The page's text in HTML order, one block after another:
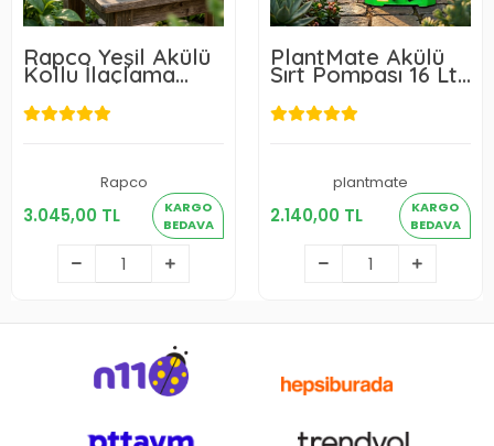
Rapco Yeşil Akülü
Kollu İlaçlama
Makinesi 16 Lt
Rapco
3.045,00 TL
KARGO
BEDAVA
3.045,00 TL
Sepete Ekle
PlantMate Akülü
Sırt Pompası 16 Lt
5.5 Kg
plantmate
2.140,00 TL
KARGO
BEDAVA
2.140,00 TL
Sepete Ekle